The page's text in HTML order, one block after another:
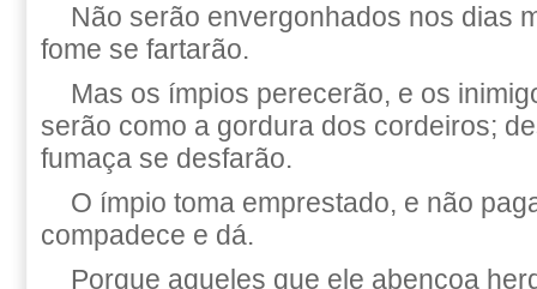
Não serão envergonhados nos dias
fome se fartarão.
Mas os ímpios perecerão, e os
serão como a gordura dos cordeiros;
fumaça se desfarão.
O ímpio toma emprestado, e não
compadece e dá.
Porque aqueles que ele abençoa